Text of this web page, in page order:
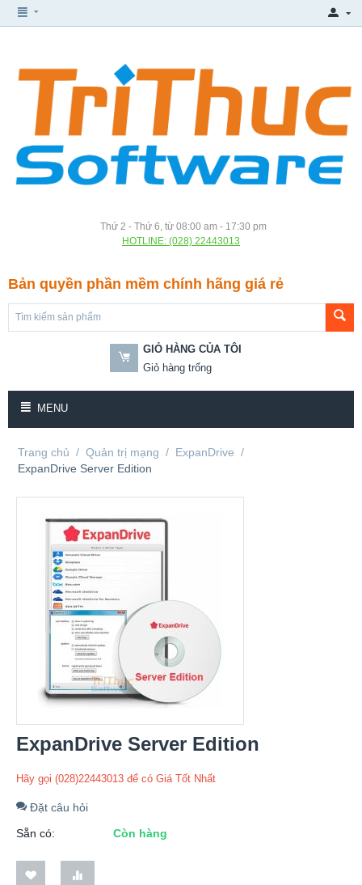
Thứ 2 - Thứ 6, từ 08:00 am - 17:30 pm
HOTLINE: (028) 22443013
Bản quyền phần mềm chính hãng giá rẻ
GIỎ HÀNG CỦA TÔI
Giỏ hàng trống
MENU
Trang chủ / Quản trị mạng / ExpanDrive /
ExpanDrive Server Edition
ExpanDrive Server Edition
Hãy gọi (028)22443013 để có Giá Tốt Nhất
Đặt câu hỏi
Sẵn có:
Còn hàng